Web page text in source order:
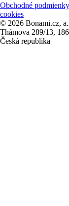
Obchodné podmienky
cookies
© 2026 Bonami.cz,
Thámova 289/13,
Česká republika